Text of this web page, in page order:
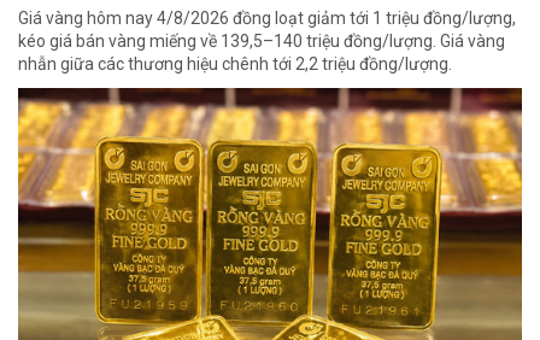
Giá vàng hôm nay 4/8/2026 đồng loạt giảm tới 1 triệu đồng/lượng,
kéo giá bán vàng miếng về 139,5–140 triệu đồng/lượng. Giá vàng
nhẫn giữa các thương hiệu chênh tới 2,2 triệu đồng/lượng.